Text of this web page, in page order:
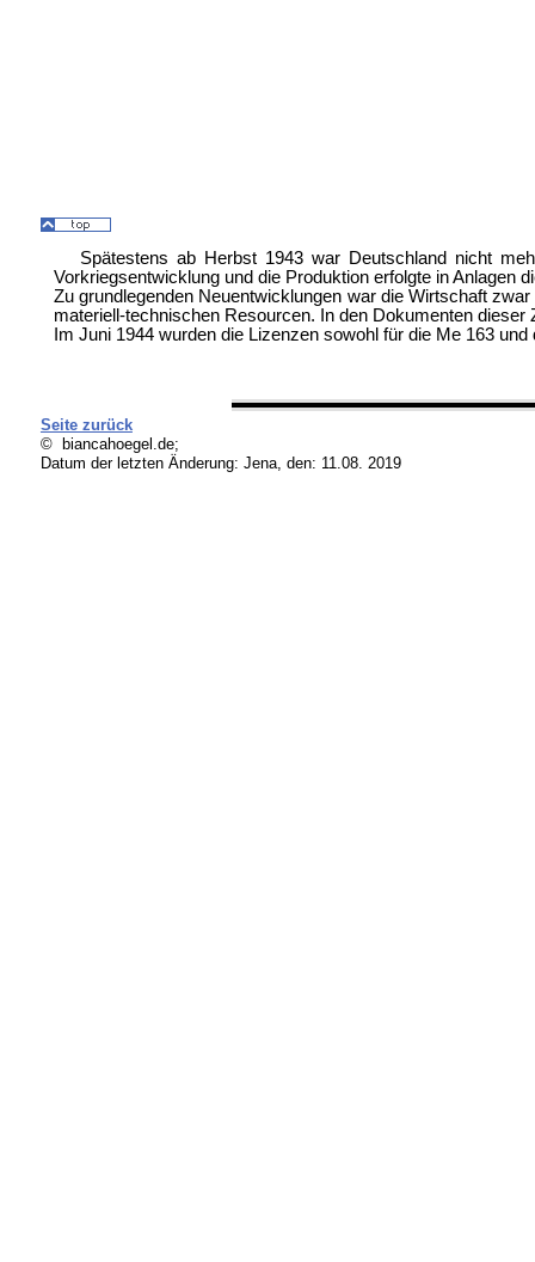
Spätestens ab Herbst 1943 war Deutschland nicht
Vorkriegsentwicklung und die Produktion erfolgte in Anlagen
Zu grundlegenden Neuentwicklungen war die Wirtschaft
materiell-technischen Resourcen. In den Dokumenten
Im Juni 1944 wurden die Lizenzen sowohl für die Me 163
Seite zurück
© biancahoegel.de;
Datum der letzten Änderung: Jena, den: 11.08. 2019